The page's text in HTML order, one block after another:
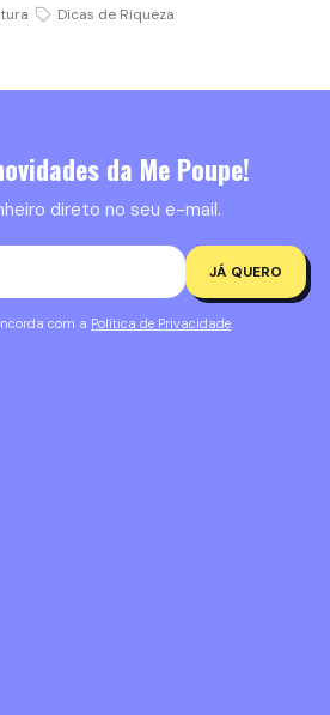
Dicas de Riqueza
da Me Poupe!
direto no seu e-mail.
JÁ QUERO
com a Política de Privacidade.